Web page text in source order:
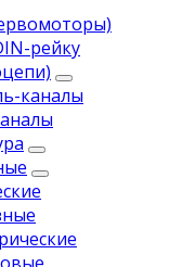
рейку
каналы